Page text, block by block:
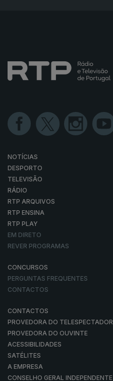
NOTÍCIAS
DESPORTO
TELEVISÃO
RÁDIO
RTP ARQUIVOS
RTP ENSINA
RTP PLAY
EM DIRETO
REVER PROGRAMAS
CONCURSOS
PERGUNTAS FREQUENTES
CONTACTOS
CONTACTOS
PROVEDORA DO TELESPECTADOR
PROVEDORA DO OUVINTE
ACESSIBILIDADES
SATÉLITES
A EMPRESA
CONSELHO GERAL INDEPENDENTE